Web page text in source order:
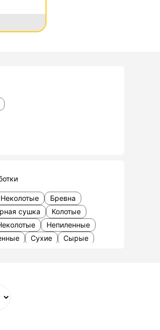
Неколотые
Бревна
сушка
Колотые
Непиленные
Сухие
Сырые